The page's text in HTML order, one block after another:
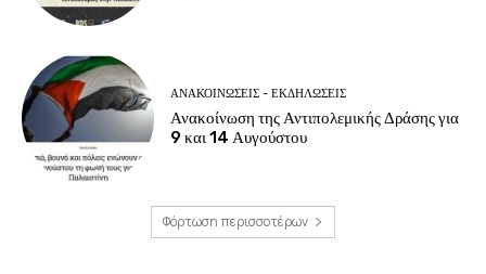
ΑΝΑΚΟΙΝΩΣΕΙΣ - ΕΚΔΗΛΩΣΕΙΣ
Ανακοίνωση της Αντιπολεμικής Δράσης για
9 και 14 Αυγούστου
Φόρτωση περισσοτέρων